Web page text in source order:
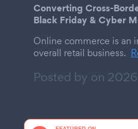
Converting Cross-
Black Friday & Cyber
Online commerce is an
overall retail business.
Posted by on